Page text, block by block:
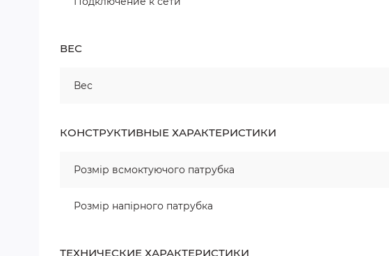
ВЕС
Вес
КОНСТРУКТИВНЫЕ ХАРАКТЕРИСТИКИ
Розмір всмоктуючого патрубка
Розмір напірного патрубка
ТЕХНИЧЕСКИЕ ХАРАКТЕРИСТИКИ